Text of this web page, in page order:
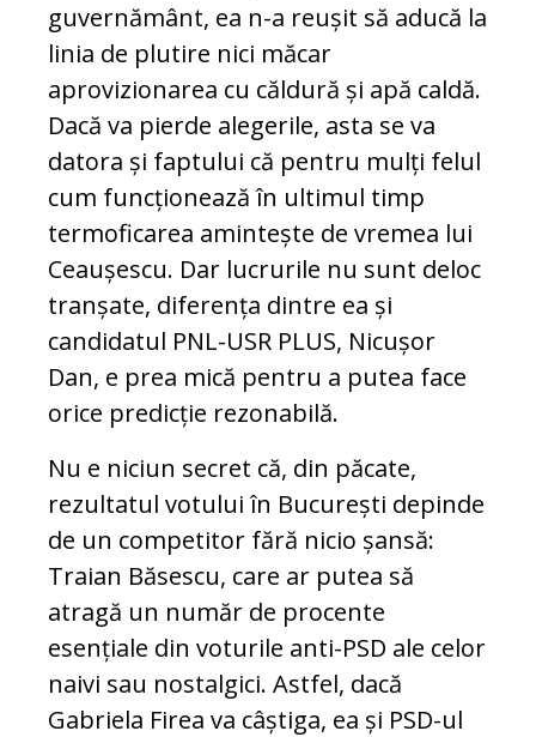
guvernământ, ea n-a reușit să aducă la
linia de plutire nici măcar
aprovizionarea cu căldură și apă caldă.
Dacă va pierde alegerile, asta se va
datora și faptului că pentru mulți felul
cum funcționează în ultimul timp
termoficarea amintește de vremea lui
Ceaușescu. Dar lucrurile nu sunt deloc
tranșate, diferența dintre ea și
candidatul PNL-USR PLUS, Nicușor
Dan, e prea mică pentru a putea face
orice predicție rezonabilă.
Nu e niciun secret că, din păcate,
rezultatul votului în București depinde
de un competitor fără nicio șansă:
Traian Băsescu, care ar putea să
atragă un număr de procente
esențiale din voturile anti-PSD ale celor
naivi sau nostalgici. Astfel, dacă
Gabriela Firea va câștiga, ea și PSD-ul